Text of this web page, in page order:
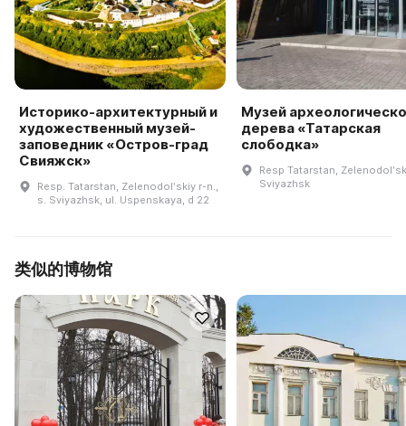
Историко-архитектурный и
художественный музей-
заповедник «Остров-град
Свияжск»
Resp. Tatarstan, Zelenodolʹskiy r-n.,
s. Sviyazhsk, ul. Uspenskaya, d 22
Музей
дерева «Татарская
слободка»
Resp Tatarstan,
Sviyazhsk
类似的博物馆